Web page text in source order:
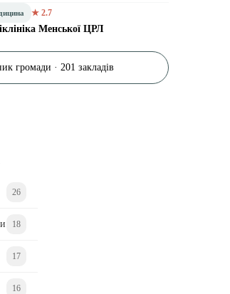
★ 2.7
Менської ЦРЛ
громади · 201 закладів
26
18
17
16